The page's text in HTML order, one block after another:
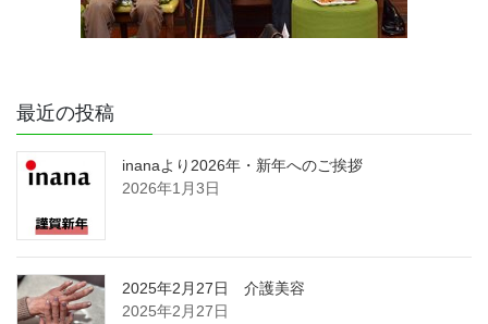
最近の投稿
inanaより2026年・新年へのご挨拶
2026年1月3日
2025年2月27日 介護美容
2025年2月27日